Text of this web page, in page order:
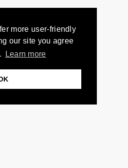
more user-friendly
our site you agree
Learn more